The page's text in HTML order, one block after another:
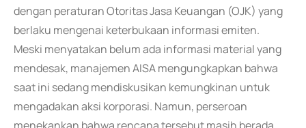
dengan peraturan Otoritas Jasa Keuangan (OJK) yang
berlaku mengenai keterbukaan informasi emiten.
Meski menyatakan belum ada informasi material yang
mendesak, manajemen AISA mengungkapkan bahwa
saat ini sedang mendiskusikan kemungkinan untuk
mengadakan aksi korporasi. Namun, perseroan